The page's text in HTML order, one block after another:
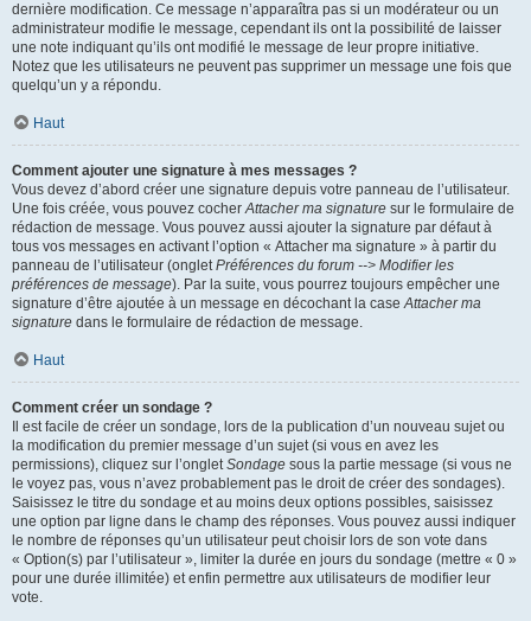
dernière modification. Ce message n’apparaîtra pas si un modérateur ou un
administrateur modifie le message, cependant ils ont la possibilité de laisser
une note indiquant qu’ils ont modifié le message de leur propre initiative.
Notez que les utilisateurs ne peuvent pas supprimer un message une fois que
quelqu’un y a répondu.
Haut
Comment ajouter une signature à mes messages ?
Vous devez d’abord créer une signature depuis votre panneau de l’utilisateur.
Une fois créée, vous pouvez cocherAttacher ma signature sur le formulaire de
rédaction de message. Vous pouvez aussi ajouter la signature par défaut à
tous vos messages en activant l’option « Attacher ma signature » à partir du
panneau de l’utilisateur (ongletPréférences du forum --> Modifier les
préférences de message). Par la suite, vous pourrez toujours empêcher une
signature d’être ajoutée à un message en décochant la caseAttacher ma
signature dans le formulaire de rédaction de message.
Haut
Comment créer un sondage ?
Il est facile de créer un sondage, lors de la publication d’un nouveau sujet ou
la modification du premier message d’un sujet (si vous en avez les
permissions), cliquez sur l’ongletSondage sous la partie message (si vous ne
le voyez pas, vous n’avez probablement pas le droit de créer des sondages).
Saisissez le titre du sondage et au moins deux options possibles, saisissez
une option par ligne dans le champ des réponses. Vous pouvez aussi indiquer
le nombre de réponses qu’un utilisateur peut choisir lors de son vote dans
« Option(s) par l’utilisateur », limiter la durée en jours du sondage (mettre « 0 »
pour une durée illimitée) et enfin permettre aux utilisateurs de modifier leur
vote.